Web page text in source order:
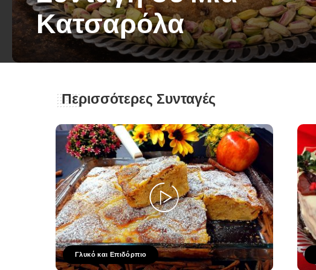
Κατσαρόλα
Posted
10 Μαρτίου 2026
Περισσότερες Συνταγές
Γλυκό και Επιδόρπιο